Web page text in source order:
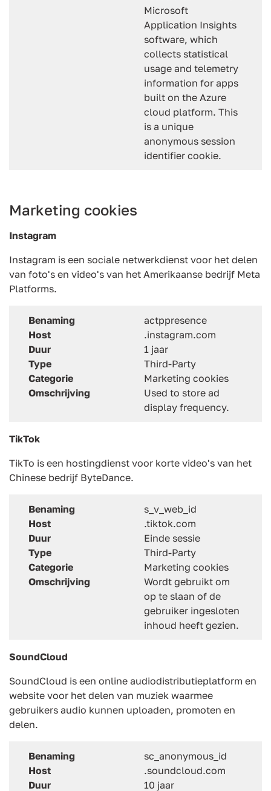
Microsoft
Application Insights
software, which
collects statistical
usage and telemetry
information for apps
built on the Azure
cloud platform. This
is a unique
anonymous session
identifier cookie.
Marketing cookies
Instagram
Instagram is een sociale netwerkdienst voor het delen
van foto's en video's van het Amerikaanse bedrijf Meta
Platforms.
Benaming
actppresence
Host
.instagram.com
Duur
1 jaar
Type
Third-Party
Categorie
Marketing cookies
Omschrijving
Used to store ad
display frequency.
TikTok
TikTo is een hostingdienst voor korte video's van het
Chinese bedrijf ByteDance.
Benaming
s_v_web_id
Host
.tiktok.com
Duur
Einde sessie
Type
Third-Party
Categorie
Marketing cookies
Omschrijving
Wordt gebruikt om
op te slaan of de
gebruiker ingesloten
inhoud heeft gezien.
SoundCloud
SoundCloud is een online audiodistributieplatform en
website voor het delen van muziek waarmee
gebruikers audio kunnen uploaden, promoten en
delen.
Benaming
sc_anonymous_id
Host
.soundcloud.com
Duur
10 jaar